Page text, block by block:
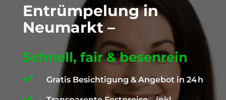
Entrümpelung in
Neumarkt –
Schnell, fair & besenrein
 Gratis Besichtigung & Angebot in 24 h